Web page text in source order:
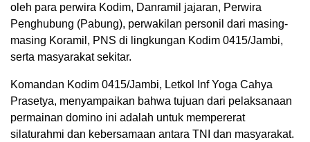
oleh para perwira Kodim, Danramil jajaran, Perwira
Penghubung (Pabung), perwakilan personil dari masing-
masing Koramil, PNS di lingkungan Kodim 0415/Jambi,
serta masyarakat sekitar.
Komandan Kodim 0415/Jambi, Letkol Inf Yoga Cahya
Prasetya, menyampaikan bahwa tujuan dari pelaksanaan
permainan domino ini adalah untuk mempererat
silaturahmi dan kebersamaan antara TNI dan masyarakat.